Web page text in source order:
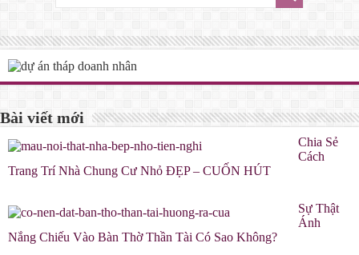
Bài viết mới
Chia Sẻ
Cách
Trang Trí Nhà Chung Cư Nhỏ ĐẸP – CUỐN HÚT
Sự Thật
Ánh
Nắng Chiếu Vào Bàn Thờ Thần Tài Có Sao Không?